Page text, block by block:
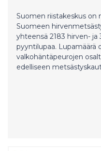
Suomen riistakeskus on
Suomeen
yhteensä 2183 hirven-
pyyntilupaa. Lupamäärä
valkohäntäpeurojen
edelliseen